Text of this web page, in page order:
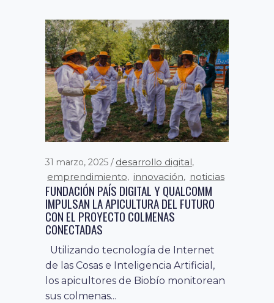
31 marzo, 2025 desarrollo digital,
emprendimiento, innovación, noticias
FUNDACIÓN PAÍS DIGITAL Y QUALCOMM
IMPULSAN LA APICULTURA DEL FUTURO
CON EL PROYECTO COLMENAS
CONECTADAS
Utilizando tecnología de Internet
de las Cosas e Inteligencia Artificial,
los apicultores de Biobío monitorean
sus colmenas...